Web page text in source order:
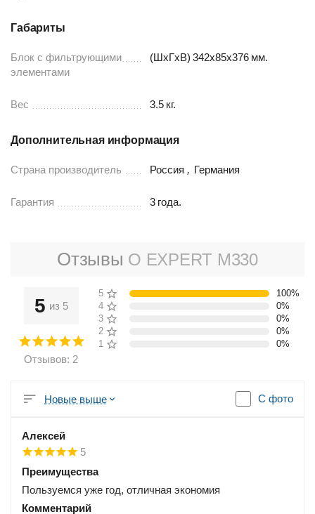
Габариты
Блок с фильтрующими
элементами
(ШxГxВ) 342x85x376 мм.
Вес 3.5 кг.
Дополнительная информация
Страна производитель Россия, Германия
Гарантия 3 года.
Отзывы О EXPERT M330
5 из 5
Отзывов: 2
5 звёзд
100%
4 звезды
0%
3 звезды
0%
2 звезды
0%
1 звезда
0%
Новые выше С фото
Алексей
5
Преимущества
Пользуемся уже год, отличная экономия
Комментарий